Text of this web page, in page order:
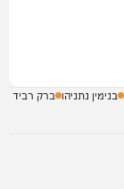
בנימין נתניהו ברק רביד